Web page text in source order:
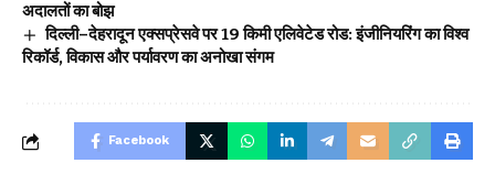
अदालतों का बोझ
दिल्ली–देहरादून एक्सप्रेसवे पर 19 किमी एलिवेटेड रोड: इंजीनियरिंग का विश्व
रिकॉर्ड, विकास और पर्यावरण का अनोखा संगम
Facebook